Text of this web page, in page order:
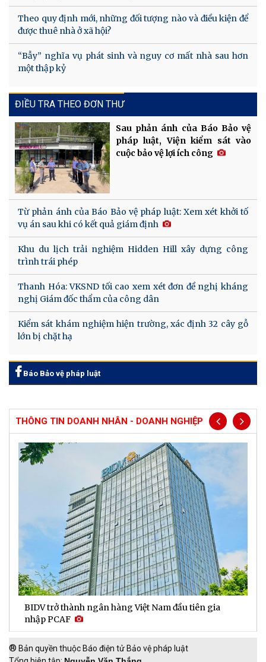
Theo quy định mới, những đối tượng nào và điều kiện để
được thuê nhà ở xã hội?
“Bẫy” nghĩa vụ phát sinh và nguy cơ mất nhà sau hơn
một thập kỷ
ĐIỀU TRA THEO ĐƠN THƯ
Sau phản ánh của Báo Bảo vệ
pháp luật, Viện kiểm sát vào
cuộc bảo vệ lợi ích công
Từ phản ánh của Báo Bảo vệ pháp luật: Xem xét khởi tố
vụ án sau khi có kết quả giám định
Khu du lịch trải nghiệm Hidden Hill xây dựng công
trình trái phép
Thanh Hóa: VKSND tối cao xem xét đơn đề nghị kháng
nghị Giám đốc thẩm của công dân
Kiểm sát khám nghiệm hiện trường, xác định 32 cây gỗ
lớn bị chặt hạ
Báo Bảo vệ pháp luật
THÔNG TIN DOANH NHÂN - DOANH NGHIỆP
BIDV trở thành ngân hàng Việt Nam đầu tiên gia
nhập PCAF
® Bản quyền thuộc Báo điện tử Bảo vệ pháp luật